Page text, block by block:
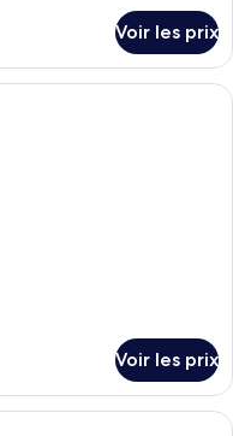
Voir les prix
chambre d’hôtel avec deux
Voir les prix
chambre d’hôtel avec deux lits,